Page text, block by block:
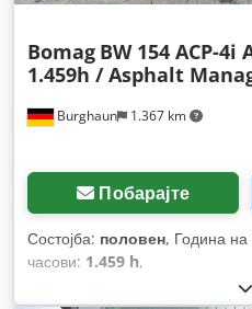
Burghaun 1.367 km
Bomag BW 154 ACP-4i
1.459h / Asphalt
Побарајте
Состојба: половен, Година на
часови: 1.459 h,